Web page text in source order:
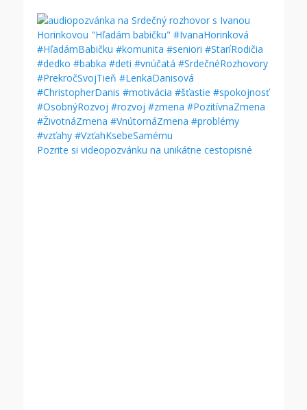
Pozrite si videopozvánku na unikátne cestopisné